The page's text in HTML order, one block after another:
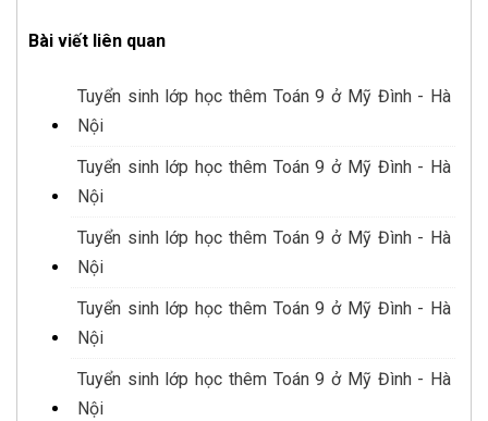
Bài viết liên quan
Tuyển sinh lớp học thêm Toán 9 ở Mỹ Đình - Hà
Nội
Tuyển sinh lớp học thêm Toán 9 ở Mỹ Đình - Hà
Nội
Tuyển sinh lớp học thêm Toán 9 ở Mỹ Đình - Hà
Nội
Tuyển sinh lớp học thêm Toán 9 ở Mỹ Đình - Hà
Nội
Tuyển sinh lớp học thêm Toán 9 ở Mỹ Đình - Hà
Nội